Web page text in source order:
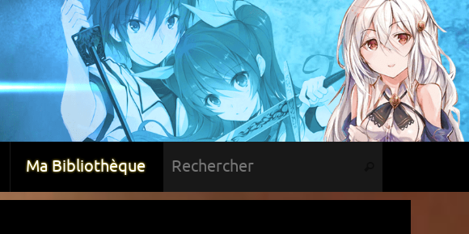
Ma Bibliothèque